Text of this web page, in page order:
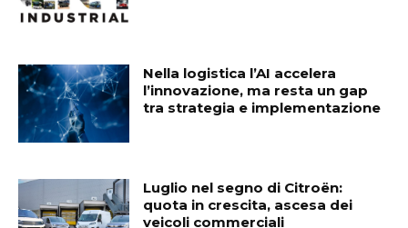
Nella logistica l’AI accelera
l’innovazione, ma resta un gap
tra strategia e implementazione
Luglio nel segno di Citroën:
quota in crescita, ascesa dei
veicoli commerciali